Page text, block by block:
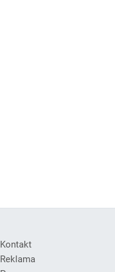
Kontakt
Reklama